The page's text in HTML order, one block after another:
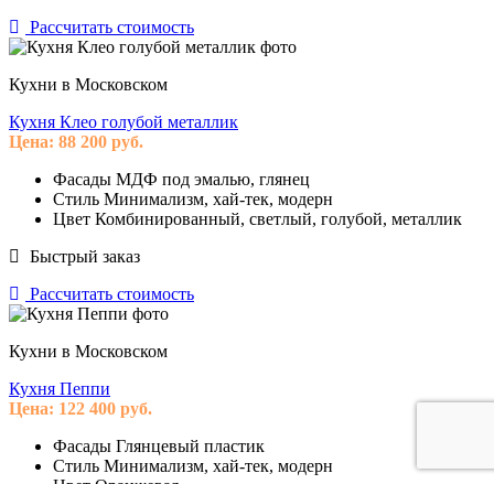
Рассчитать стоимость
Кухни в Московском
Кухня Клео голубой металлик
Цена: 88 200 руб.
Фасады МДФ под эмалью, глянец
Стиль Минимализм, хай-тек, модерн
Цвет Комбинированный, светлый, голубой, металлик
Быстрый заказ
Рассчитать стоимость
Кухни в Московском
Кухня Пеппи
Цена: 122 400 руб.
Фасады Глянцевый пластик
Стиль Минимализм, хай-тек, модерн